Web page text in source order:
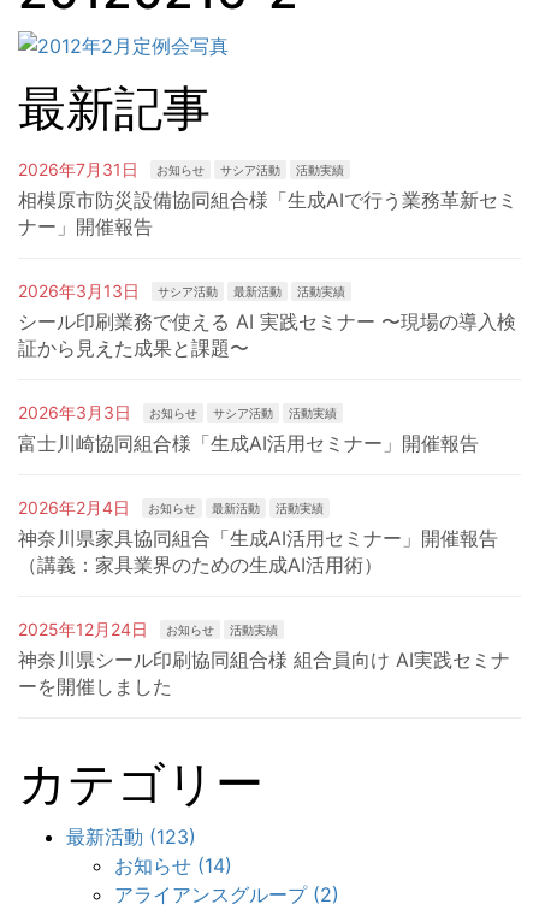
最新記事
2026年7月31日 お知らせ サシア活動 活動実績
相模原市防災設備協同組合様「生成AIで行う業務革新セミ
ナー」開催報告
2026年3月13日 サシア活動 最新活動 活動実績
シール印刷業務で使える AI 実践セミナー 〜現場の導入検
証から見えた成果と課題〜
2026年3月3日 お知らせ サシア活動 活動実績
富士川崎協同組合様「生成AI活用セミナー」開催報告
2026年2月4日 お知らせ 最新活動 活動実績
神奈川県家具協同組合「生成AI活用セミナー」開催報告
（講義：家具業界のための生成AI活用術）
2025年12月24日 お知らせ 活動実績
神奈川県シール印刷協同組合様 組合員向け AI実践セミナ
ーを開催しました
カテゴリー
最新活動 (123)
お知らせ (14)
アライアンスグループ (2)